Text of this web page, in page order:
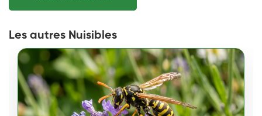
Les autres Nuisibles